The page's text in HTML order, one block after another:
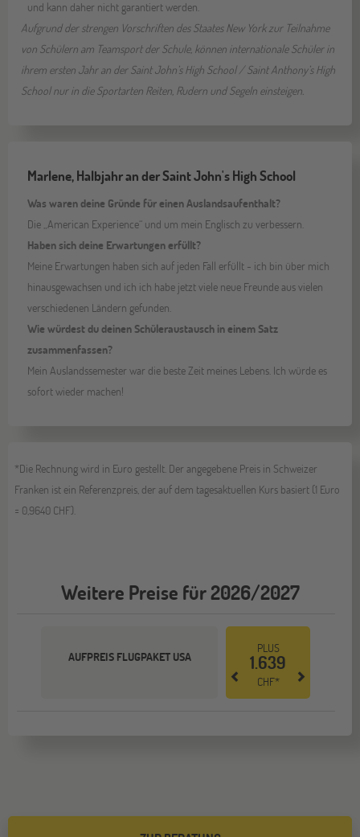
und kann daher nicht garantiert werden.
Aufgrund der strengen Vorschriften des Staates New York zur Teilnahme
von Schülern am Teamsport der Schule, können internationale Schüler in
ihrem ersten Jahr an der Saint John’s High School / Saint Anthony’s High
School nur in die Sportarten Reiten, Rudern und Segeln einsteigen.
Marlene, Halbjahr an der Saint John's High School
Was waren deine Gründe für einen Auslandsaufenthalt?
Die „American Experience“ und um mein Englisch zu verbessern.
Haben sich deine Erwartungen erfüllt?
Meine Erwartungen haben sich auf jeden Fall erfüllt - ich bin über mich
hinausgewachsen und ich ich habe jetzt viele neue Freunde aus vielen
verschiedenen Ländern gefunden.
Wie würdest du deinen Schüleraustausch in einem Satz
zusammenfassen?
Mein Auslandssemester war die beste Zeit meines Lebens. Ich würde es
sofort wieder machen!
*Die Rechnung wird in Euro gestellt. Der angegebene Preis in Schweizer
Franken ist ein Referenzpreis, der auf dem tagesaktuellen Kurs basiert (1 Euro
= 0,9640 CHF).
Weitere Preise für 2026/2027
AUFPREIS FLUGPAKET USA
PLUS
1.639
CHF*